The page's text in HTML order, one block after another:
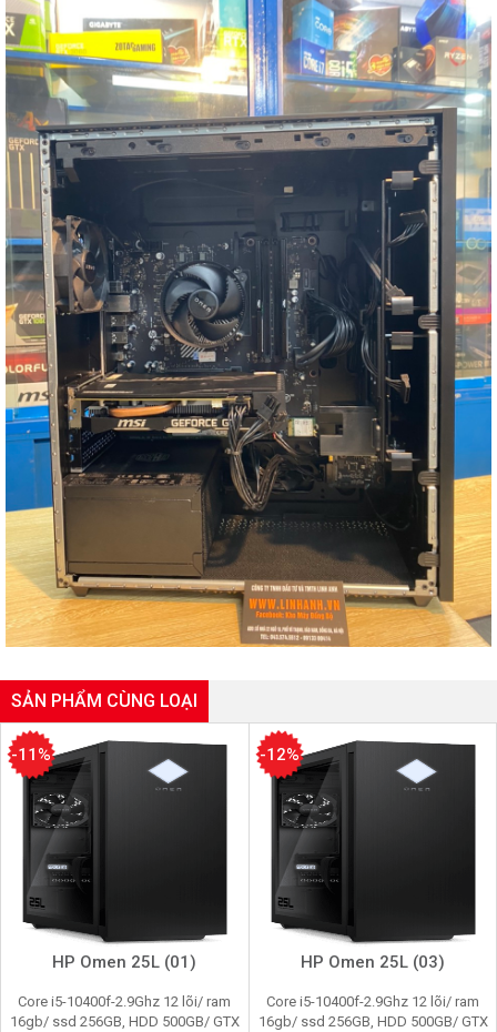
SẢN PHẨM CÙNG LOẠI
HP Omen 25L (01)
Core i5-10400f-2.9Ghz 12 lõi/ ram
16gb/ ssd 256GB, HDD 500GB/ GTX
-11%
HP Omen 25L (03)
Core i5-10400f-2.9Ghz 12 lõi/ ram
16gb/ ssd 256GB, HDD 500GB/ GTX
-12%